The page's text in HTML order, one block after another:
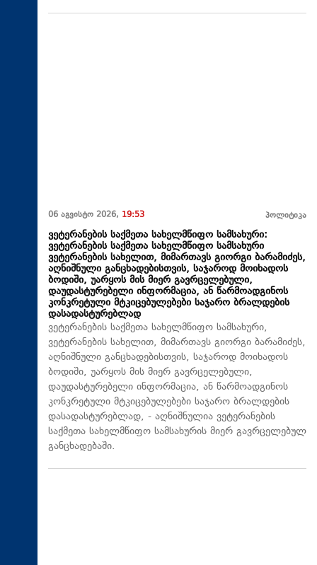
06 აგვისტო 2026, 19:53 პოლიტიკა
ვეტერანების საქმეთა სახელმწიფო სამსახური:
ვეტერანების საქმეთა სახელმწიფო სამსახური
ვეტერანების სახელით, მიმართავს გიორგი ბარამიძეს,
აღნიშნული განცხადებისთვის, საჯაროდ მოიხადოს
ბოდიში, უარყოს მის მიერ გავრცელებული,
დაუდასტურებელი ინფორმაცია, ან წარმოადგინოს
კონკრეტული მტკიცებულებები საჯარო ბრალდების
დასადასტურებლად
ვეტერანების საქმეთა სახელმწიფო სამსახური,
ვეტერანების სახელით, მიმართავს გიორგი ბარამიძეს,
აღნიშნული განცხადებისთვის, საჯაროდ მოიხადოს
ბოდიში, უარყოს მის მიერ გავრცელებული,
დაუდასტურებელი ინფორმაცია, ან წარმოადგინოს
კონკრეტული მტკიცებულებები საჯარო ბრალდების
დასადასტურებლად, - აღნიშნულია ვეტერანების
საქმეთა სახელმწიფო სამსახურის მიერ გავრცელებულ
განცხადებაში.